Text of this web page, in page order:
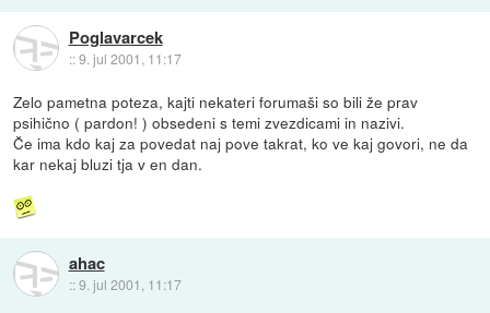
Poglavarcek
::9. jul 2001, 11:17
Zelo pametna poteza, kajti nekateri forumaši so bili že prav
psihično ( pardon! ) obsedeni s temi zvezdicami in nazivi.
Če ima kdo kaj za povedat naj pove takrat, ko ve kaj govori, ne da
kar nekaj bluzi tja v en dan.
ahac
::9. jul 2001, 11:17